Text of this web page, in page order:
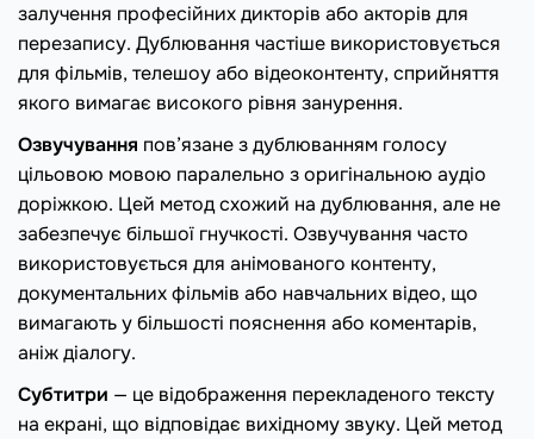
залучення професійних дикторів або акторів для
перезапису. Дублювання частіше використовується
для фільмів, телешоу або відеоконтенту, сприйняття
якого вимагає високого рівня занурення.
Озвучування пов’язане з дублюванням голосу
цільовою мовою паралельно з оригінальною аудіо
доріжкою. Цей метод схожий на дублювання, але не
забезпечує більшої гнучкості. Озвучування часто
використовується для анімованого контенту,
документальних фільмів або навчальних відео, що
вимагають у більшості пояснення або коментарів,
аніж діалогу.
Субтитри — це відображення перекладеного тексту
на екрані, що відповідає вихідному звуку. Цей метод